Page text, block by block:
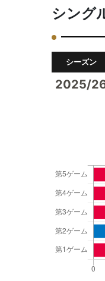
シング
シーズン
2025/